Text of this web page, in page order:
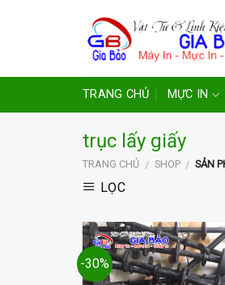
TRANG CHỦ MỰC IN
trục lấy giấy
TRANG CHỦ / SHOP / SẢN
LỌC
-30%